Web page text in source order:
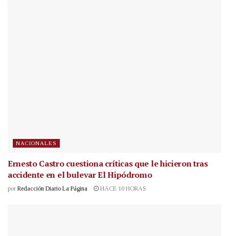
NACIONALES
Ernesto Castro cuestiona críticas que le hicieron tras
accidente en el bulevar El Hipódromo
por Redacción Diario La Página HACE 10 HORAS